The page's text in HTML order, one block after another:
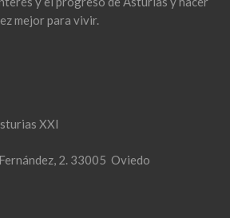
mejor para vivir.
XXI
2. 33005 Oviedo